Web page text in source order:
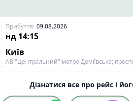
Прибуття: 09.08.2026
нд 14:15
Київ
АВ "Центральний" метро Деміївська;
Дізнатися все про рейс і